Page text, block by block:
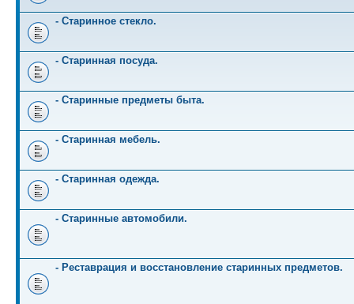
- Старинное стекло.
- Старинная посуда.
- Старинные предметы быта.
- Старинная мебель.
- Старинная одежда.
- Старинные автомобили.
- Реставрация и восстановление старинных предметов.